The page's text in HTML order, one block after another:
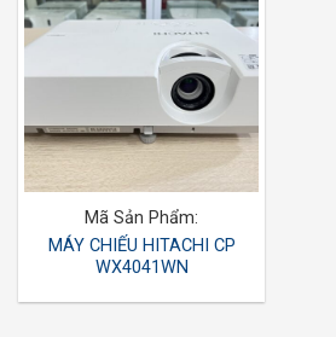
Mã Sản Phẩm:
MÁY CHIẾU HITACHI CP
WX4041WN